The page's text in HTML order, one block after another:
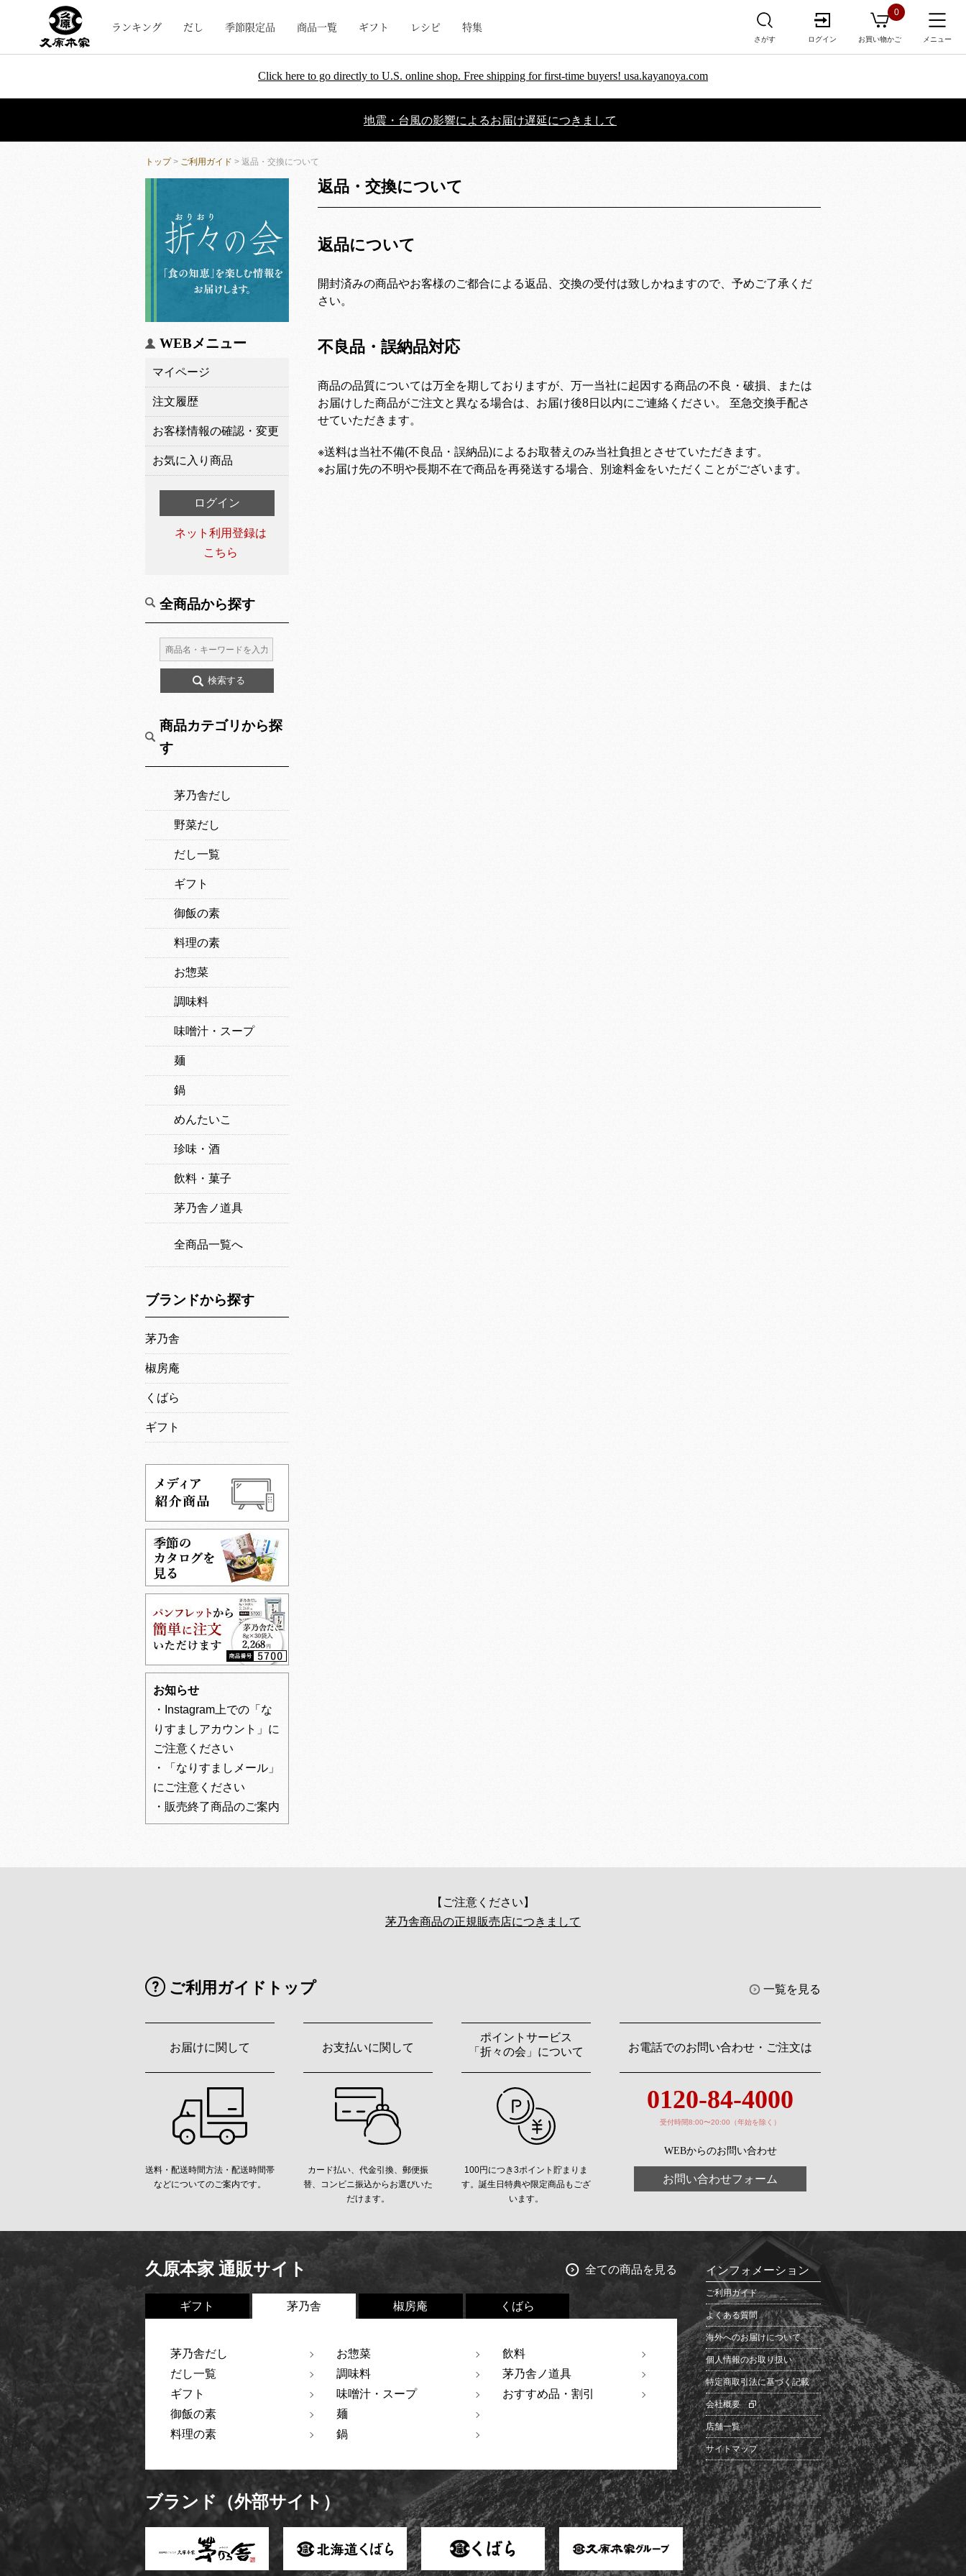
ランキング だし 季節限定品 商品一覧 ギフト レシピ 特集
さがす ログイン お買い物かご
0
メニュー
Click here to go directly to U.S. online shop. Free shipping for first-time buyers! usa.kayanoya.com
地震・台風の影響によるお届け遅延につきまして
トップ> ご利用ガイド > 返品・交換について
WEBメニュー
マイページ
注文履歴
お客様情報の確認・変更
お気に入り商品
ログイン
ネット利用登録は
こちら
全商品から探す
商品カテゴリから探
す
茅乃舎だし
野菜だし
だし一覧
ギフト
御飯の素
料理の素
お惣菜
調味料
味噌汁・スープ
麺
鍋
めんたいこ
珍味・酒
飲料・菓子
茅乃舎ノ道具
全商品一覧へ
ブランドから探す
茅乃舎
椒房庵
くばら
ギフト
お知らせ
・Instagram上での「な
りすましアカウント」に
ご注意ください
・「なりすましメール」
にご注意ください
・販売終了商品のご案内
返品・交換について
返品について
開封済みの商品やお客様のご都合による返品、交換の受付は致しかねますので、予めご了承くだ
さい。
不良品・誤納品対応
商品の品質については万全を期しておりますが、万一当社に起因する商品の不良・破損、または
お届けした商品がご注文と異なる場合は、お届け後8日以内にご連絡ください。 至急交換手配さ
せていただきます。
※送料は当社不備(不良品・誤納品)によるお取替えのみ当社負担とさせていただきます。
※お届け先の不明や長期不在で商品を再発送する場合、別途料金をいただくことがございます。
【ご注意ください】
茅乃舎商品の正規販売店につきまして
ご利用ガイドトップ 一覧を見る
お届けに関して
送料・配送時間方法・配送時間帯
などについてのご案内です。
お支払いに関して
カード払い、代金引換、郵便振
替、コンビニ振込からお選びいた
だけます。
ポイントサービス
「折々の会」について
100円につき3ポイント貯まりま
す。誕生日特典や限定商品もござ
います。
お電話でのお問い合わせ・ご注文は
0120-84-4000
受付時間8:00〜20:00（年始を除く）
WEBからのお問い合わせ
お問い合わせフォーム
久原本家 通販サイト 全ての商品を見る
ギフト 茅乃舎 椒房庵 くばら
茅乃舎だし
だし一覧
ギフト
御飯の素
料理の素
お惣菜
調味料
味噌汁・スープ
麺
鍋
飲料
茅乃舎ノ道具
おすすめ品・割引
インフォメーション
ご利用ガイド
よくある質問
海外へのお届けについて
個人情報のお取り扱い
特定商取引法に基づく記載
会社概要
店舗一覧
サイトマップ
ブランド（外部サイト）